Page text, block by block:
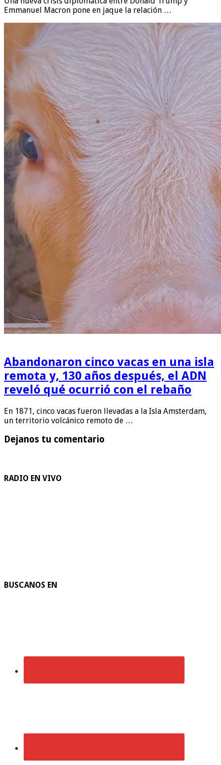
Emmanuel Macron pone en jaque la relación …
Abandonaron cinco vacas en una isla
remota y, 130 años después, el ADN
reveló qué ocurrió con el rebaño
En 1871, cinco vacas fueron llevadas a la Isla Amsterdam,
un territorio volcánico remoto de …
Dejanos tu comentario
RADIO EN VIVO
BUSCANOS EN